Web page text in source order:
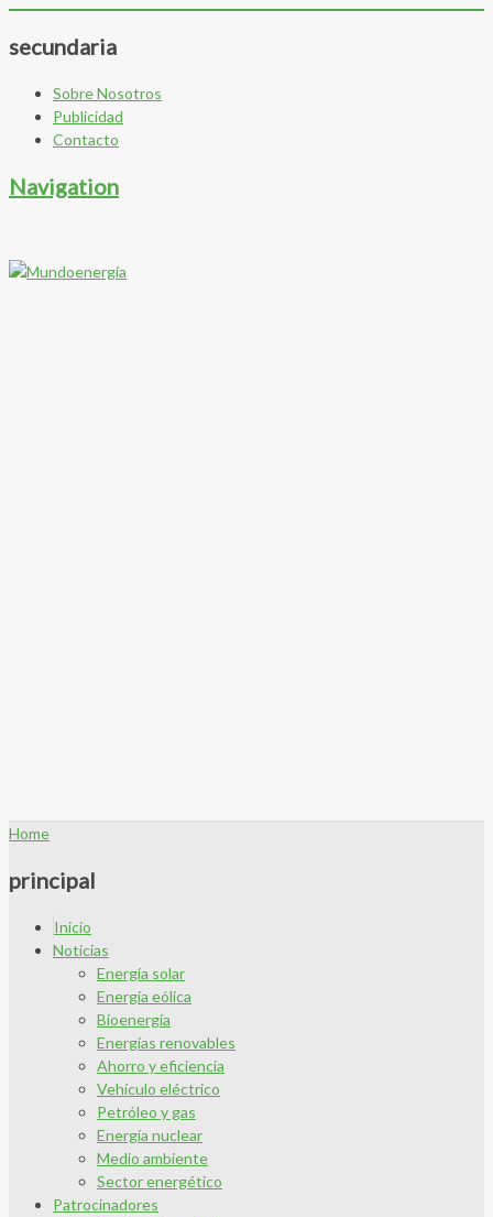
secundaria
Sobre Nosotros
Publicidad
Contacto
Navigation
Home
principal
Inicio
Noticias
Energía solar
Energía eólica
Bioenergía
Energías renovables
Ahorro y eficiencia
Vehículo eléctrico
Petróleo y gas
Energía nuclear
Medio ambiente
Sector energético
Patrocinadores